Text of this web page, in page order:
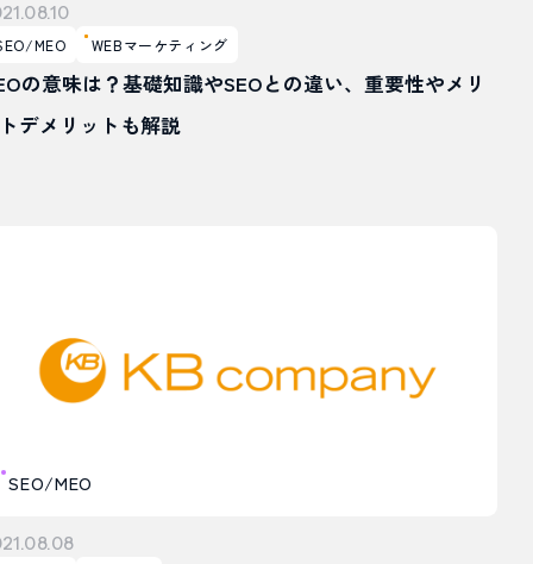
MEO WEBマーケティング
の意味は？基礎知識やSEOとの違い、重要性やメリ
デメリットも解説
SEO/MEO